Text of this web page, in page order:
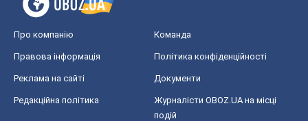
Про компанію Команда
Правова інформація Політика конфіденційності
Реклама на сайті Документи
Редакційна політика
Журналісти OBOZ.UA на місці
подій